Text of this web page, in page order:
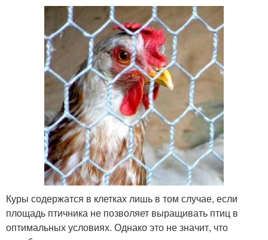
Куры содержатся в клетках лишь в том случае, если
площадь птичника не позволяет выращивать птиц в
оптимальных условиях. Однако это не значит, что